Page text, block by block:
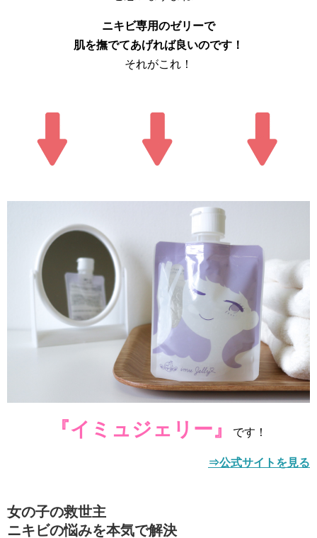
ニキビ専用のゼリーで
肌を撫でてあげれば良いのです！
それがこれ！
『イミュジェリー』 です！
⇒公式サイトを見る
女の子の救世主
ニキビの悩みを本気で解決